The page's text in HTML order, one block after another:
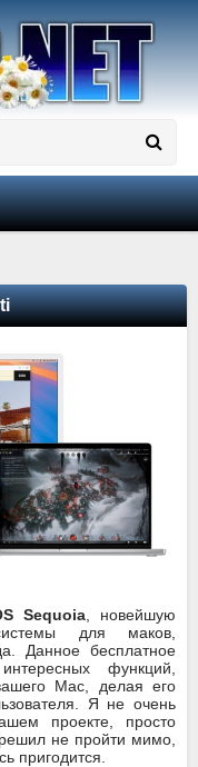
Sequoia, новейшую
для маков,
Данное бесплатное
функций,
Mac, делая его
Я не очень
проекте, просто
не пройти мимо,
пригодится.